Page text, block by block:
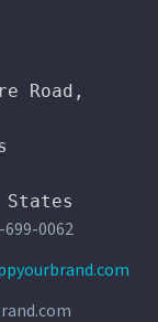
Road,
States
0062